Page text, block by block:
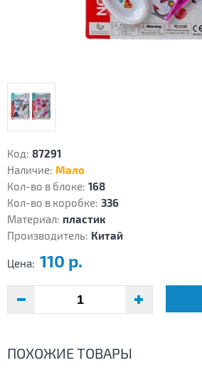
Код: 87291
Наличие: Мало
Кол-во в блоке: 168
Кол-во в коробке: 336
Материал: пластик
Производитель: Китай
Цена: 110 р.
ПОХОЖИЕ ТОВАРЫ